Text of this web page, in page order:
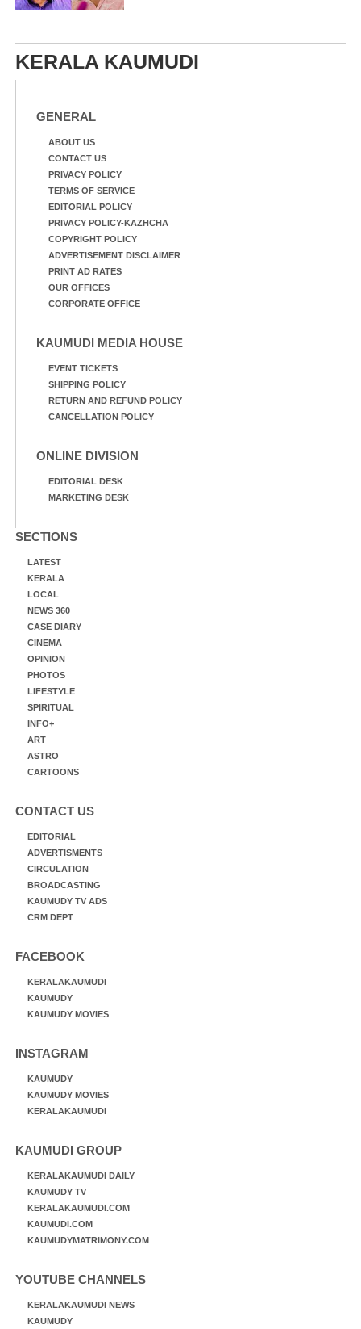
KERALA KAUMUDI
GENERAL
ABOUT US
CONTACT US
PRIVACY POLICY
TERMS OF SERVICE
EDITORIAL POLICY
PRIVACY POLICY-KAZHCHA
COPYRIGHT POLICY
ADVERTISEMENT DISCLAIMER
PRINT AD RATES
OUR OFFICES
CORPORATE OFFICE
KAUMUDI MEDIA HOUSE
EVENT TICKETS
SHIPPING POLICY
RETURN AND REFUND POLICY
CANCELLATION POLICY
ONLINE DIVISION
EDITORIAL DESK
MARKETING DESK
SECTIONS
LATEST
KERALA
LOCAL
NEWS 360
CASE DIARY
CINEMA
OPINION
PHOTOS
LIFESTYLE
SPIRITUAL
INFO+
ART
ASTRO
CARTOONS
CONTACT US
EDITORIAL
ADVERTISMENTS
CIRCULATION
BROADCASTING
KAUMUDY TV ADS
CRM DEPT
FACEBOOK
KERALAKAUMUDI
KAUMUDY
KAUMUDY MOVIES
INSTAGRAM
KAUMUDY
KAUMUDY MOVIES
KERALAKAUMUDI
KAUMUDI GROUP
KERALAKAUMUDI DAILY
KAUMUDY TV
KERALAKAUMUDI.COM
KAUMUDI.COM
KAUMUDYMATRIMONY.COM
YOUTUBE CHANNELS
KERALAKAUMUDI NEWS
KAUMUDY